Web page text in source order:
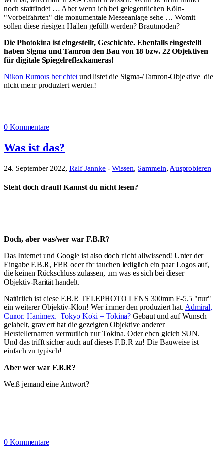
noch stattfindet … Aber wenn ich bei gelegentlichen Köln-
"Vorbeifahrten" die monumentale Messeanlage sehe … Womit
sollen diese riesigen Hallen gefüllt werden? Brautmoden?
Die Photokina ist eingestellt, Geschichte. Ebenfalls eingestellt
haben Sigma und Tamron den Bau von 18 bzw. 22 Objektiven
für digitale Spiegelreflexkameras!
Nikon Rumors berichtet und listet die Sigma-/Tamron-Objektive, die
nicht mehr produziert werden!
0 Kommentare
Was ist das?
24. September 2022, Ralf Jannke - Wissen, Sammeln, Ausprobieren
Steht doch drauf! Kannst du nicht lesen?
Doch, aber was/wer war F.B.R?
Das Internet und Google ist also doch nicht allwissend! Unter der
Eingabe F.B.R, FBR oder fbr tauchen lediglich ein paar Logos auf,
die keinen Rückschluss zulassen, um was es sich bei dieser
Objektiv-Rarität handelt.
Natürlich ist diese F.B.R TELEPHOTO LENS 300mm F-5.5 "nur"
ein weiterer Objektiv-Klon! Wer immer den produziert hat. Admiral,
Cunor, Hanimex, Tokyo Koki = Tokina? Gebaut und auf Wunsch
gelabelt, graviert hat die gezeigten Objektive anderer
Herstellernamen vermutlich nur Tokina. Oder eben gleich SUN.
Und das trifft sicher auch auf dieses F.B.R zu! Die Bauweise ist
einfach zu typisch!
Aber wer war F.B.R?
Weiß jemand eine Antwort?
0 Kommentare